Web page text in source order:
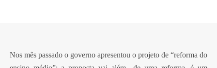
Nos mês passado o governo apresentou o projeto de “reforma do